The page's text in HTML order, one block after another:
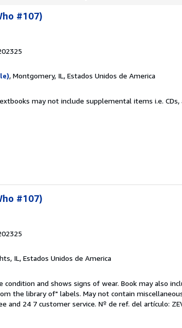
#107)
, Montgomery, IL, Estados Unidos de America
may not include supplemental items i.e. CDs,
#107)
IL, Estados Unidos de America
condition and shows signs of wear. Book may also
the library of" labels. May not contain
and 24 7 customer service. Nº de ref. del artículo: